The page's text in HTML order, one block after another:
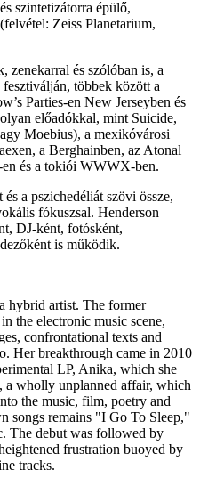
szintetizátorra épülő,
Zeiss Planetarium,
zenekarral és szólóban is, a
többek között a
Parties-en New Jerseyben és
előadókkal, mint Suicide,
Moebius), a mexikóvárosi
a Berghainben, az Atonal
és a tokiói WWWX-ben.
a pszichedéliát szövi össze,
fókuszsal. Henderson
DJ-ként, fotósként,
is működik.
hybrid artist. The former
the electronic music scene,
confrontational texts and
Her breakthrough came in 2010
LP, Anika, which she
wholly unplanned affair, which
the music, film, poetry and
songs remains "I Go To Sleep,"
The debut was followed by
frustration buoyed by
tracks.